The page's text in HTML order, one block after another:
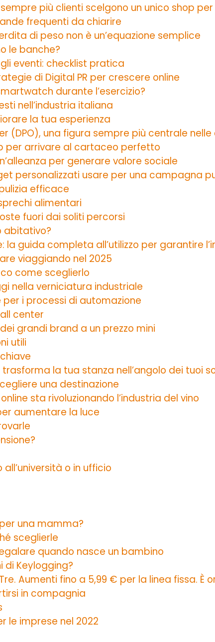
più clienti scelgono un unico shop
frequenti da chiarire
di peso non è un’equazione semplice
le banche?
eventi: checklist pratica
di Digital PR per crescere online
durante l’esercizio?
nell’industria italiana
la tua esperienza
(DPO), una figura sempre più centrale nelle
per arrivare al cartaceo perfetto
per generare valore sociale
personalizzati usare per una campagna
efficace
alimentari
fuori dai soliti percorsi
abitativo?
guida completa all’utilizzo per garantire
viaggiando nel 2025
come sceglierlo
nella verniciatura industriale
per i processi di automazione
center
grandi brand a un prezzo mini
utili
la tua stanza nell’angolo dei tuoi
una destinazione
sta rivoluzionando l’industria del vino
aumentare la luce
o in ufficio
una mamma?
sceglierle
quando nasce un bambino
Keylogging?
Aumenti fino a 5,99 € per la linea fissa.
in compagnia
le imprese nel 2022